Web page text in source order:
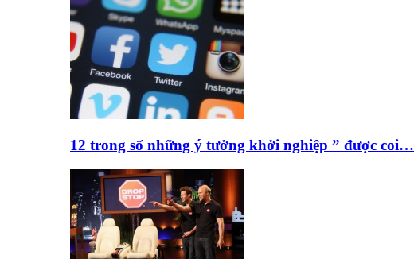
12 trong số những ý tưởng khởi nghiệp ” được coi…